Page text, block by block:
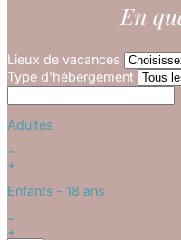
En
Lieux de vacances
Type d'hébergement
Adultes
−
+
Enfants - 18 ans
−
+